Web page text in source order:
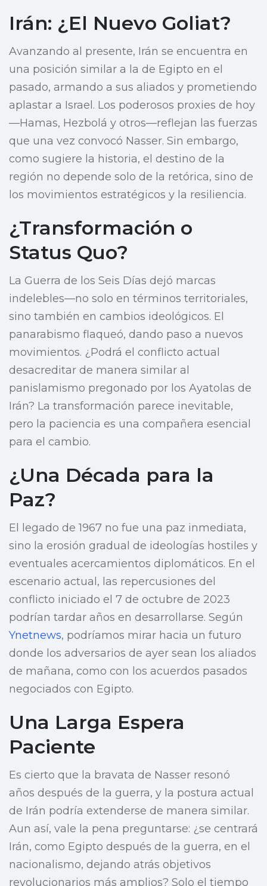
Irán: ¿El Nuevo Goliat?
Avanzando al presente, Irán se encuentra en
una posición similar a la de Egipto en el
pasado, armando a sus aliados y prometiendo
aplastar a Israel. Los poderosos proxies de hoy
—Hamas, Hezbolá y otros—reflejan las fuerzas
que una vez convocó Nasser. Sin embargo,
como sugiere la historia, el destino de la
región no depende solo de la retórica, sino de
los movimientos estratégicos y la resiliencia.
¿Transformación o
Status Quo?
La Guerra de los Seis Días dejó marcas
indelebles—no solo en términos territoriales,
sino también en cambios ideológicos. El
panarabismo flaqueó, dando paso a nuevos
movimientos. ¿Podrá el conflicto actual
desacreditar de manera similar al
panislamismo pregonado por los Ayatolas de
Irán? La transformación parece inevitable,
pero la paciencia es una compañera esencial
para el cambio.
¿Una Década para la
Paz?
El legado de 1967 no fue una paz inmediata,
sino la erosión gradual de ideologías hostiles y
eventuales acercamientos diplomáticos. En el
escenario actual, las repercusiones del
conflicto iniciado el 7 de octubre de 2023
podrían tardar años en desarrollarse. Según
Ynetnews, podríamos mirar hacia un futuro
donde los adversarios de ayer sean los aliados
de mañana, como con los acuerdos pasados
negociados con Egipto.
Una Larga Espera
Paciente
Es cierto que la bravata de Nasser resonó
años después de la guerra, y la postura actual
de Irán podría extenderse de manera similar.
Aun así, vale la pena preguntarse: ¿se centrará
Irán, como Egipto después de la guerra, en el
nacionalismo, dejando atrás objetivos
revolucionarios más amplios? Solo el tiempo